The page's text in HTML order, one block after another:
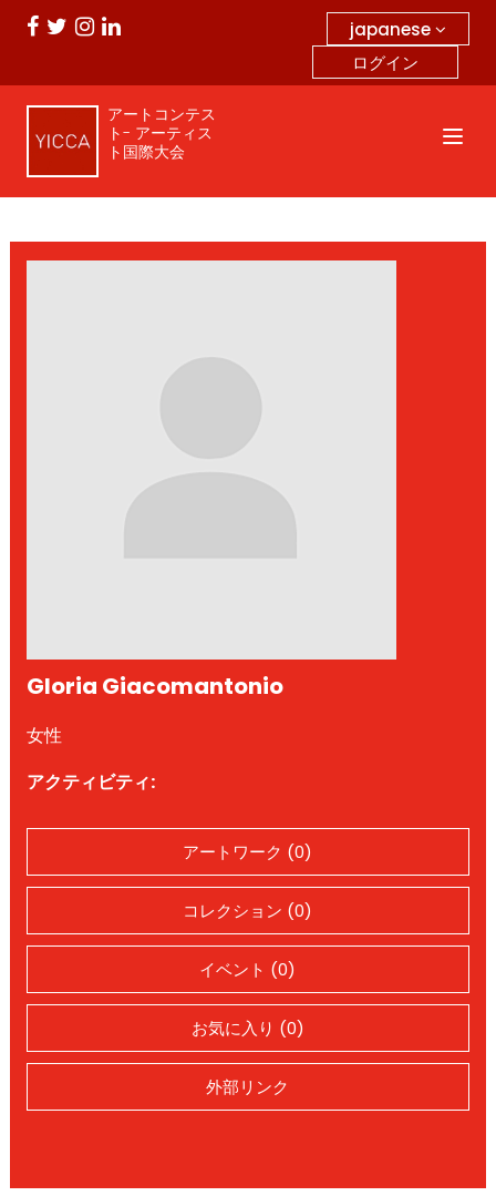
japanese
ログイン
アートコンテス
ト- アーティス
ト国際大会
Gloria Giacomantonio
女性
アクティビティ:
アートワーク (0)
コレクション (0)
イベント (0)
お気に入り (0)
外部リンク